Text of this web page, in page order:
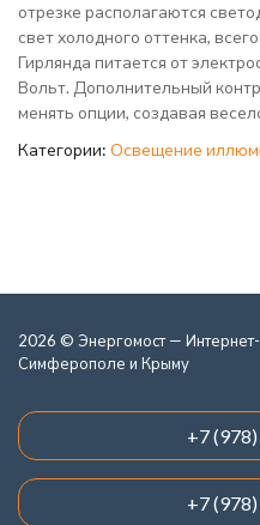
отрезке располагаются
свет холодного оттенка,
Гирлянда питается от
Вольт. Дополнительный
менять опции, создавая
Категории: Освещение
2026 © Энергомост — Интернет-
Симферополе и Крыму
+7
+7